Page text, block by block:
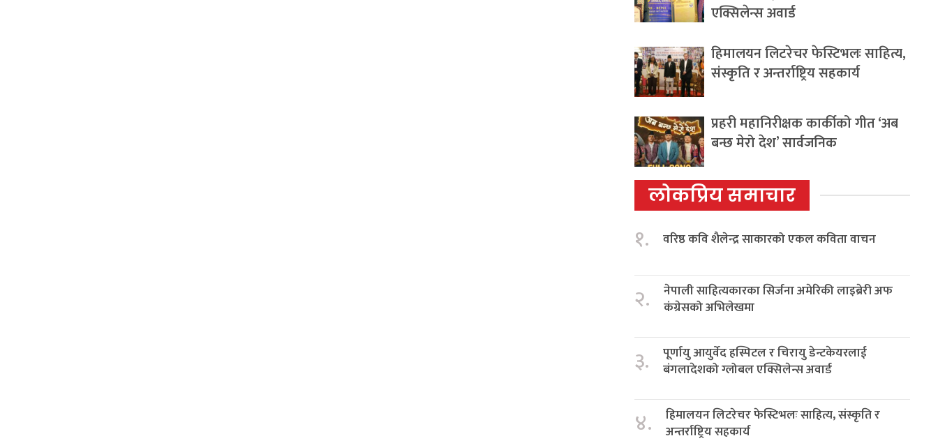
एक्सिलेन्स अवार्ड
हिमालयन लिटरेचर फेस्टिभलः साहित्य,
संस्कृति र अन्तर्राष्ट्रिय सहकार्य
प्रहरी महानिरीक्षक कार्कीको गीत ‘अब
बन्छ मेरो देश’ सार्वजनिक
लोकप्रिय समाचार
१. वरिष्ठ कवि शैलेन्द्र साकारको एकल कविता वाचन
२.
नेपाली साहित्यकारका सिर्जना अमेरिकी लाइब्रेरी अफ
कंग्रेसको अभिलेखमा
३.
पूर्णायु आयुर्वेद हस्पिटल र चिरायु डेन्टकेयरलाई
बंगलादेशको ग्लोबल एक्सिलेन्स अवार्ड
४.
हिमालयन लिटरेचर फेस्टिभलः साहित्य, संस्कृति र
अन्तर्राष्ट्रिय सहकार्य